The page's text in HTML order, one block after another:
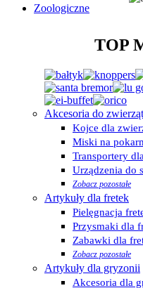
Zoologiczne
TOP
Akcesoria do zwierząt
Kojce dla
Miski na
Transportery
Urządzenia do
Zobacz pozostałe
Artykuły dla fretek
Pielęgnacja
Przysmaki dla
Zabawki dla
Zobacz pozostałe
Artykuły dla gryzonii
Akcesoria dla